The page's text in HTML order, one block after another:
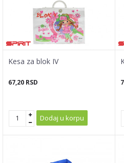
Kesa za blok IV
67,20 RSD
Dodaj u korpu